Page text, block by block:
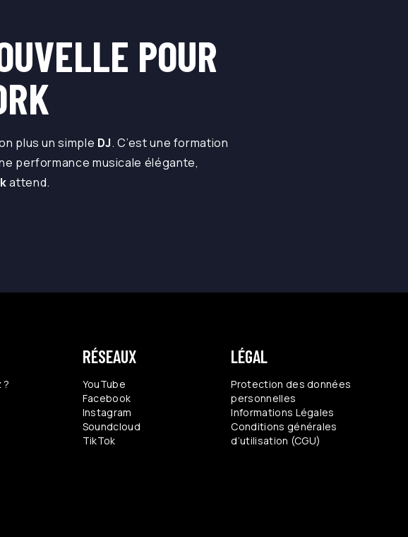
POUR
plus un simple DJ. C’est une formation
performance musicale élégante,
attend.
?
RÉSEAUX
YouTube
Facebook
Instagram
Soundcloud
TikTok
LÉGAL
Protection des données
personnelles
Informations Légales
Conditions générales
d’utilisation (CGU)